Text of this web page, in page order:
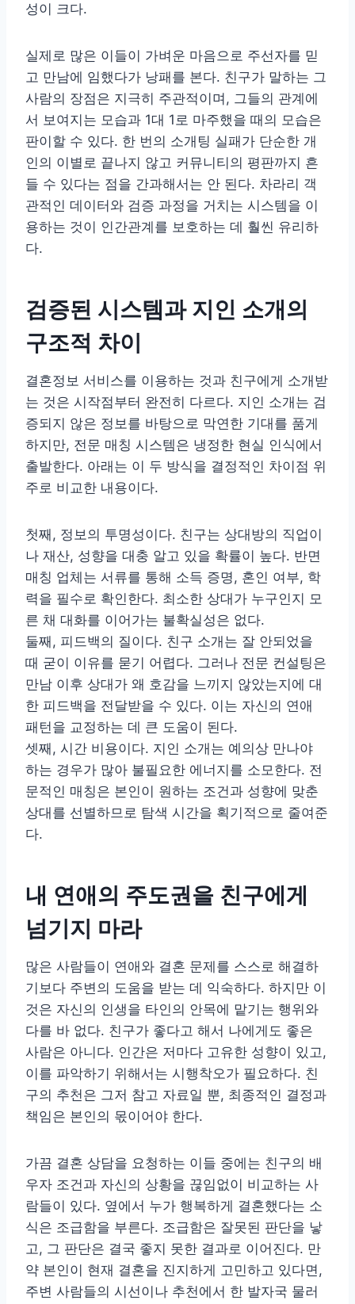
성이 크다.
실제로 많은 이들이 가벼운 마음으로 주선자를 믿
고 만남에 임했다가 낭패를 본다. 친구가 말하는 그
사람의 장점은 지극히 주관적이며, 그들의 관계에
서 보여지는 모습과 1대 1로 마주했을 때의 모습은
판이할 수 있다. 한 번의 소개팅 실패가 단순한 개
인의 이별로 끝나지 않고 커뮤니티의 평판까지 흔
들 수 있다는 점을 간과해서는 안 된다. 차라리 객
관적인 데이터와 검증 과정을 거치는 시스템을 이
용하는 것이 인간관계를 보호하는 데 훨씬 유리하
다.
검증된 시스템과 지인 소개의
구조적 차이
결혼정보 서비스를 이용하는 것과 친구에게 소개받
는 것은 시작점부터 완전히 다르다. 지인 소개는 검
증되지 않은 정보를 바탕으로 막연한 기대를 품게
하지만, 전문 매칭 시스템은 냉정한 현실 인식에서
출발한다. 아래는 이 두 방식을 결정적인 차이점 위
주로 비교한 내용이다.
첫째, 정보의 투명성이다. 친구는 상대방의 직업이
나 재산, 성향을 대충 알고 있을 확률이 높다. 반면
매칭 업체는 서류를 통해 소득 증명, 혼인 여부, 학
력을 필수로 확인한다. 최소한 상대가 누구인지 모
른 채 대화를 이어가는 불확실성은 없다.
둘째, 피드백의 질이다. 친구 소개는 잘 안되었을
때 굳이 이유를 묻기 어렵다. 그러나 전문 컨설팅은
만남 이후 상대가 왜 호감을 느끼지 않았는지에 대
한 피드백을 전달받을 수 있다. 이는 자신의 연애
패턴을 교정하는 데 큰 도움이 된다.
셋째, 시간 비용이다. 지인 소개는 예의상 만나야
하는 경우가 많아 불필요한 에너지를 소모한다. 전
문적인 매칭은 본인이 원하는 조건과 성향에 맞춘
상대를 선별하므로 탐색 시간을 획기적으로 줄여준
다.
내 연애의 주도권을 친구에게
넘기지 마라
많은 사람들이 연애와 결혼 문제를 스스로 해결하
기보다 주변의 도움을 받는 데 익숙하다. 하지만 이
것은 자신의 인생을 타인의 안목에 맡기는 행위와
다를 바 없다. 친구가 좋다고 해서 나에게도 좋은
사람은 아니다. 인간은 저마다 고유한 성향이 있고,
이를 파악하기 위해서는 시행착오가 필요하다. 친
구의 추천은 그저 참고 자료일 뿐, 최종적인 결정과
책임은 본인의 몫이어야 한다.
가끔 결혼 상담을 요청하는 이들 중에는 친구의 배
우자 조건과 자신의 상황을 끊임없이 비교하는 사
람들이 있다. 옆에서 누가 행복하게 결혼했다는 소
식은 조급함을 부른다. 조급함은 잘못된 판단을 낳
고, 그 판단은 결국 좋지 못한 결과로 이어진다. 만
약 본인이 현재 결혼을 진지하게 고민하고 있다면,
주변 사람들의 시선이나 추천에서 한 발자국 물러